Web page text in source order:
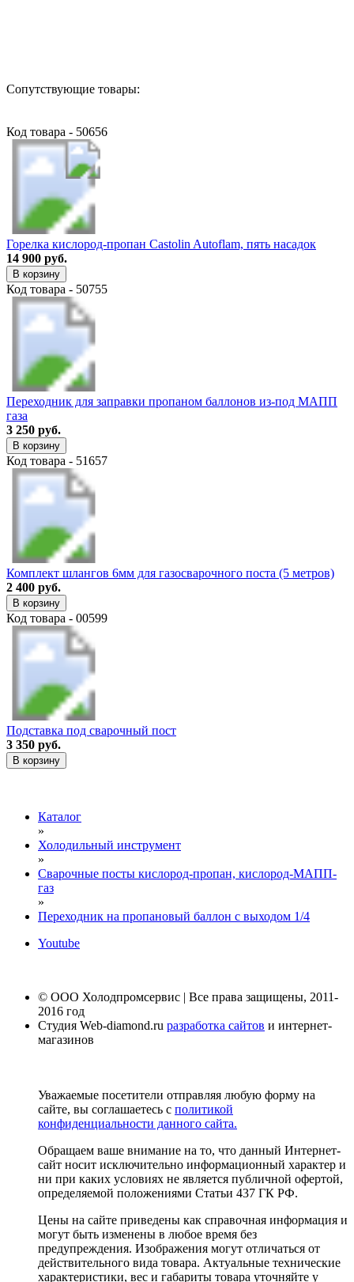
Сопутствующие товары:
Код товара - 50656
Горелка кислород-пропан Castolin Autoflam, пять насадок
14 900 руб.
В корзину
Код товара - 50755
Переходник для заправки пропаном баллонов из-под МАПП
газа
3 250 руб.
В корзину
Код товара - 51657
Комплект шлангов 6мм для газосварочного поста (5 метров)
2 400 руб.
В корзину
Код товара - 00599
Подставка под сварочный пост
3 350 руб.
В корзину
Каталог
»
Холодильный инструмент
»
Сварочные посты кислород-пропан, кислород-МАПП-
газ
»
Переходник на пропановый баллон с выходом 1/4
Youtube
© ООО Холодпромсервис | Все права защищены, 2011-
2016 год
Студия Web-diamond.ru разработка сайтов и интернет-
магазинов
Уважаемые посетители отправляя любую форму на
сайте, вы соглашаетесь с политикой
конфиденциальности данного сайта.
Обращаем ваше внимание на то, что данный Интернет-
сайт носит исключительно информационный характер и
ни при каких условиях не является публичной офертой,
определяемой положениями Статьи 437 ГК РФ.
Цены на сайте приведены как справочная информация и
могут быть изменены в любое время без
предупреждения. Изображения могут отличаться от
действительного вида товара. Актуальные технические
характеристики, вес и габариты товара уточняйте у